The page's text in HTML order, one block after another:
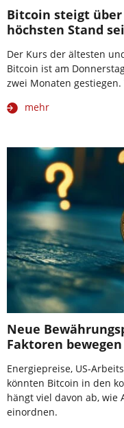
Bitcoin steigt über
höchsten Stand
Der Kurs der ältesten
Bitcoin ist am
zwei Monaten
mehr
Neue
Faktoren
Energiepreise, US-
könnten Bitcoin in den
hängt viel davon ab, wie
einordnen.